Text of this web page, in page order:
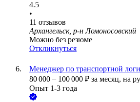
4.5
•
11 отзывов
Архангельск, р-н Ломоносовский
Можно без резюме
Откликнуться
Менеджер по транспортной
80 000 – 100 000 ₽ за месяц, на
Опыт 1-3 года